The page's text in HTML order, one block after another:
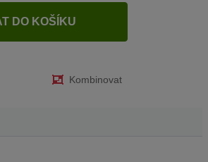
DO KOŠÍKU
Kombinovat